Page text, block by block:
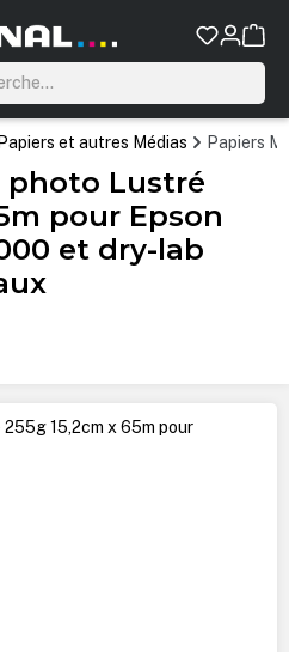
Papiers et autres Médias Papiers
photo Lustré
pour Epson
et dry-lab